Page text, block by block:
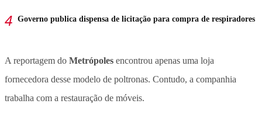
Governo publica dispensa de licitação para compra de respiradores
A reportagem do Metrópoles encontrou apenas uma loja
fornecedora desse modelo de poltronas. Contudo, a companhia
trabalha com a restauração de móveis.